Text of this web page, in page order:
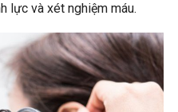
lực và xét nghiệm máu.